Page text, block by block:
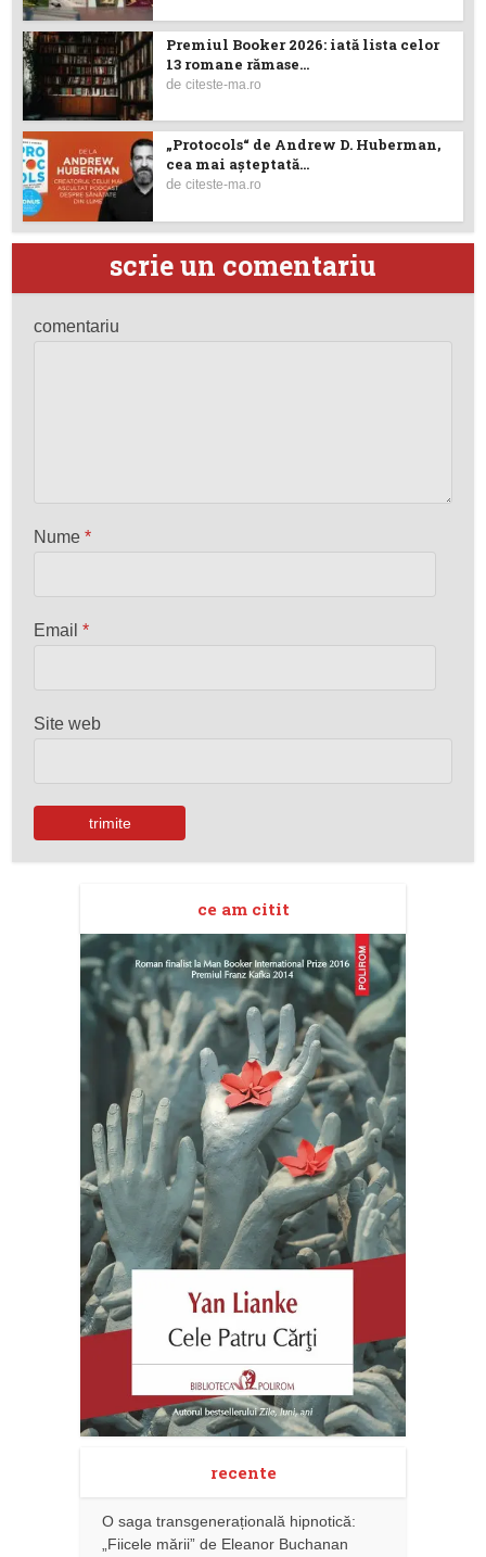
Premiul Booker 2026: iată lista celor
13 romane rămase...
deciteste-ma.ro
„Protocols“ de Andrew D. Huberman,
cea mai așteptată...
deciteste-ma.ro
scrie un comentariu
comentariu
Nume*
Email*
Site web
ce am citit
recente
O saga transgenerațională hipnotică:
„Fiicele mării” de Eleanor Buchanan